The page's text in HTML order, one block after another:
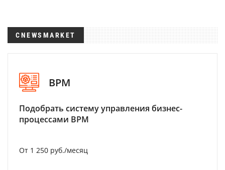
CNEWSMARKET
BPM
Подобрать систему управления бизнес-
процессами BPM
От 1 250 руб./месяц